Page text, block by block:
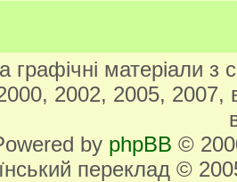
графічні матеріали
2002, 2005, 2007,
by phpBB ©
переклад ©